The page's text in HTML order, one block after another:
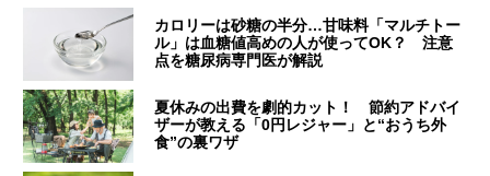
カロリーは砂糖の半分…甘味料「マルチトー
ル」は血糖値高めの人が使ってOK？ 注意
点を糖尿病専門医が解説
夏休みの出費を劇的カット！ 節約アドバイ
ザーが教える「0円レジャー」と“おうち外
食”の裏ワザ